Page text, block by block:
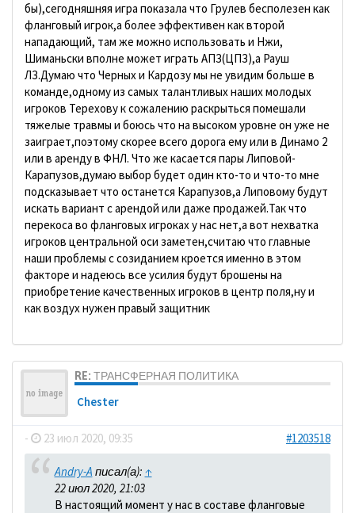
бы),сегодняшняя игра показала что Грулев бесполезен как
фланговый игрок,а более эффективен как второй
нападающий, там же можно использовать и Нжи,
Шиманьски вполне может играть АПЗ(ЦПЗ),а Рауш
ЛЗ.Думаю что Черных и Кардозу мы не увидим больше в
команде,одному из самых талантливых наших молодых
игроков Терехову к сожалению раскрыться помешали
тяжелые травмы и боюсь что на высоком уровне он уже не
заиграет,поэтому скорее всего дорога ему или в Динамо 2
или в аренду в ФНЛ. Что же касается пары Липовой-
Карапузов,думаю выбор будет один кто-то и что-то мне
подсказывает что останется Карапузов,а Липовому будут
искать вариант с арендой или даже продажей.Так что
перекоса во фланговых игроках у нас нет,а вот нехватка
игроков центральной оси заметен,считаю что главные
наши проблемы с созиданием кроется именно в этом
факторе и надеюсь все усилия будут брошены на
приобретение качественных игроков в центр поля,ну и
как воздух нужен правый защитник
RE: ТРАНСФЕРНАЯ ПОЛИТИКА
Chester
- 23 июл 2020, 09:35 #1203518
Andry-A писал(а): ↑
22 июл 2020, 21:03
В настоящий момент у нас в составе фланговые